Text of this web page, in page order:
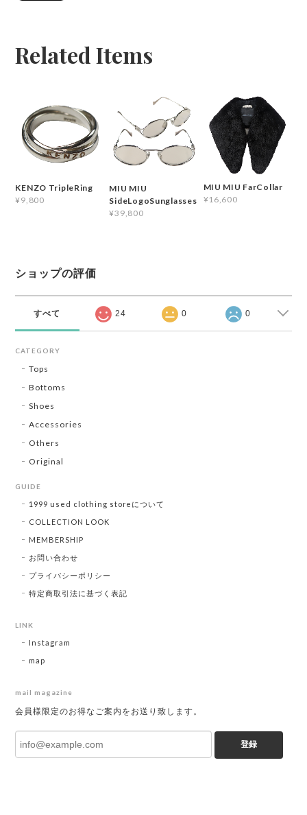
Related Items
KENZO TripleRing
¥9,800
MIU MIU
SideLogoSunglasses
¥39,800
MIU MIU FarCollar
¥16,600
ショップの評価
すべて 24 0 0
CATEGORY
Tops
Bottoms
Shoes
Accessories
Others
Original
GUIDE
1999 used clothing storeについて
COLLECTION LOOK
MEMBERSHIP
お問い合わせ
プライバシーポリシー
特定商取引法に基づく表記
LINK
Instagram
map
mail magazine
会員様限定のお得なご案内をお送り致します。
登録